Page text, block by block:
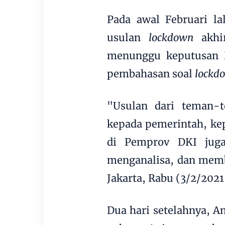
Pada awal Februari
usulan lockdown
menunggu keputusan
pembahasan soal
"Usulan dari teman-
kepada pemerintah,
di Pemprov DKI
menganalisa, dan
Jakarta, Rabu (3/2/
Dua hari setelahnya,